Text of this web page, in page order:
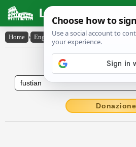
Latin Dictionary
Home › English-Latin › fustian
English to Latin
Donazione